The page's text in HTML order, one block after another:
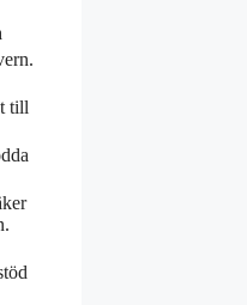
till